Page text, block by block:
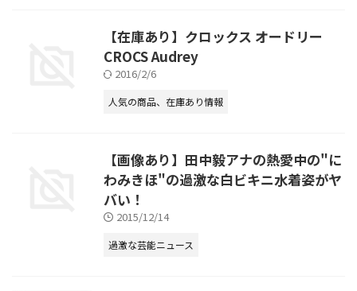
【在庫あり】クロックス オードリー
CROCS Audrey
2016/2/6
人気の商品、在庫あり情報
【画像あり】田中毅アナの熱愛中の"に
わみきほ"の過激な白ビキニ水着姿がヤ
バい！
2015/12/14
過激な芸能ニュース